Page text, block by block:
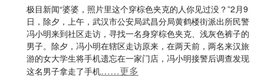
极目新闻“婆婆，照片里这个穿棕色夹克的人你见过没？”2月9
日，除夕，上午，武汉市公安局武昌分局黄鹤楼街派出所民警
冯小明来到社区走访，寻找一名身穿棕色夹克、浅灰色裤子的
男子。除夕，冯小明在辖区走访原来，在两天前，两名来汉旅
游的女大学生将手机遗忘在一家门店，冯小明接警后调查发现
这名男子拿走了手机……更多